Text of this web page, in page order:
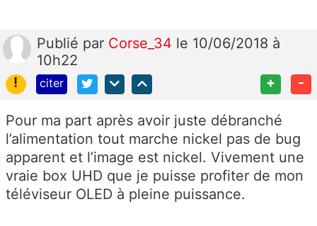
Publié par Corse_34 le 10/06/2018 à
10h22
!
citer + -
Pour ma part après avoir juste débranché
l’alimentation tout marche nickel pas de bug
apparent et l’image est nickel. Vivement une
vraie box UHD que je puisse profiter de mon
téléviseur OLED à pleine puissance.